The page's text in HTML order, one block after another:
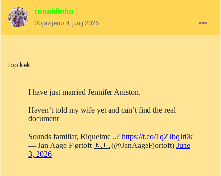
ronaldinho
Objavljeno 4. junij 2026
top kek